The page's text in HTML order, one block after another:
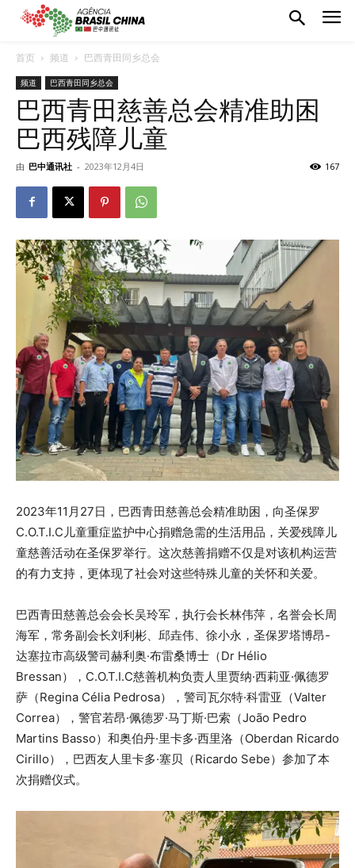
首页 频道 巴西青田同乡总会
频道 巴西青田同乡总会
巴西青田慈善总会精准助困
巴西残障儿童
由 巴中通讯社 - 2023年12月4日 167
2023年11月27日，巴西青田慈善总会精准助困，向圣保罗
C.O.T.I.C儿童重症监护中心捐赠急需的生活用品，关爱残障儿
童慈善活动在圣保罗举行。这次慈善捐赠不仅是对该机构运营
的有力支持，更体现了社会对这些特殊儿童的关怀和关爱。
巴西青田慈善总会会长吴玲军，执行会长林伟萍，名誉会长周
海军，常务副会长刘利彬、邱垚伟、徐小永，圣保罗塔博昂-
达塞拉市高级警司赫利奥·布雷桑博士（Dr Hélio
Bressan），C.O.T.I.C慈善机构负责人里贾纳·西莉亚·佩德罗
萨（Regina Célia Pedrosa），警司瓦尔特·科雷亚（Valter
Correa），警官若昂·佩德罗·马丁斯·巴索（João Pedro
Martins Basso）和奥伯丹·里卡多·西里洛（Oberdan Ricardo
Cirillo），巴西友人里卡多·塞贝（Ricardo Sebe）参加了本
次捐赠仪式。